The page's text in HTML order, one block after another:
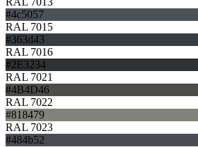
#4c5057
RAL 7015
#363d43
RAL 7016
#2E3234
RAL 7021
#4B4D46
RAL 7022
#818479
RAL 7023
#484b52